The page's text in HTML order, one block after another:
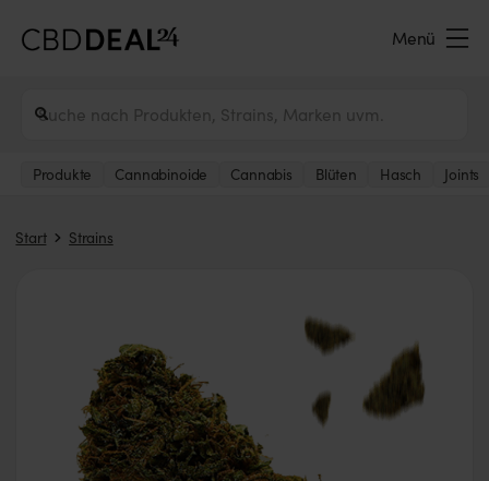
Menü
Produkte Cannabinoide Cannabis Blüten Hasch Joints
Start Strains